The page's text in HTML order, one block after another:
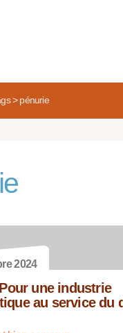
> pénurie
2024
une industrie
au service du